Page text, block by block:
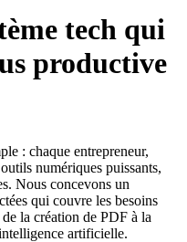
tech qui
productive
: chaque entrepreneur,
numériques puissants,
Nous concevons un
qui couvre les besoins
la création de PDF à la
artificielle.